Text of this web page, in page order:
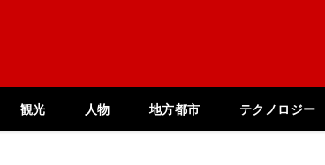
観光 人物 地方都市 テクノロジー